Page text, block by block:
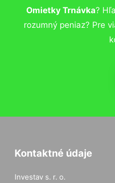
Omietky Trnávka?
rozumný peniaz? Pre
Kontaktné údaje
Investav s. r. o.